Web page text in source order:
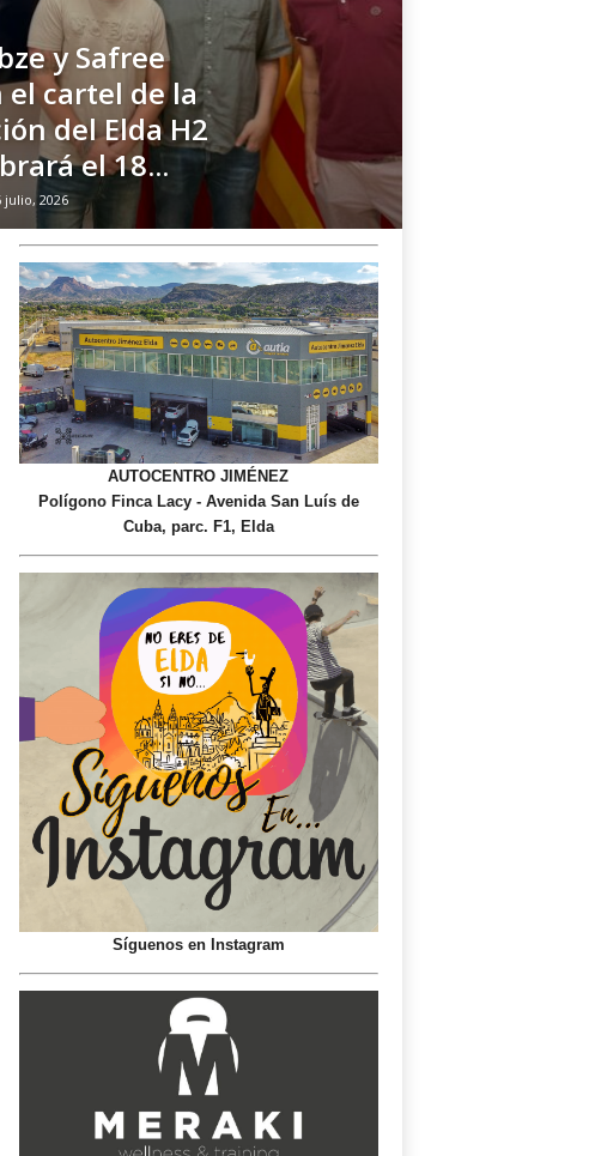
y Safree
cartel de la
del Elda H2
el 18...
julio, 2026
AUTOCENTRO JIMÉNEZ
Polígono Finca Lacy - Avenida San Luís de
Cuba, parc. F1, Elda
Síguenos en Instagram